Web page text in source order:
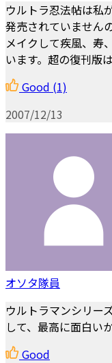
ウルトラ忍法帖は私
発売されていません
メイクして疾風、寿
います。超の復刊版
Good (1)
2007/12/13
オソタ隊員
ウルトラマンシリー
して、最高に面白い
Good